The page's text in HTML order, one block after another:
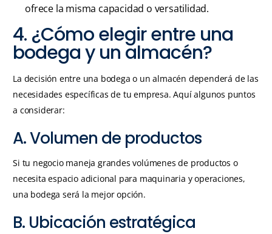
ofrece la misma capacidad o versatilidad.
4. ¿Cómo elegir entre una
bodega y un almacén?
La decisión entre una bodega o un almacén dependerá de las
necesidades específicas de tu empresa. Aquí algunos puntos
a considerar:
A. Volumen de productos
Si tu negocio maneja grandes volúmenes de productos o
necesita espacio adicional para maquinaria y operaciones,
una bodega será la mejor opción.
B. Ubicación estratégica